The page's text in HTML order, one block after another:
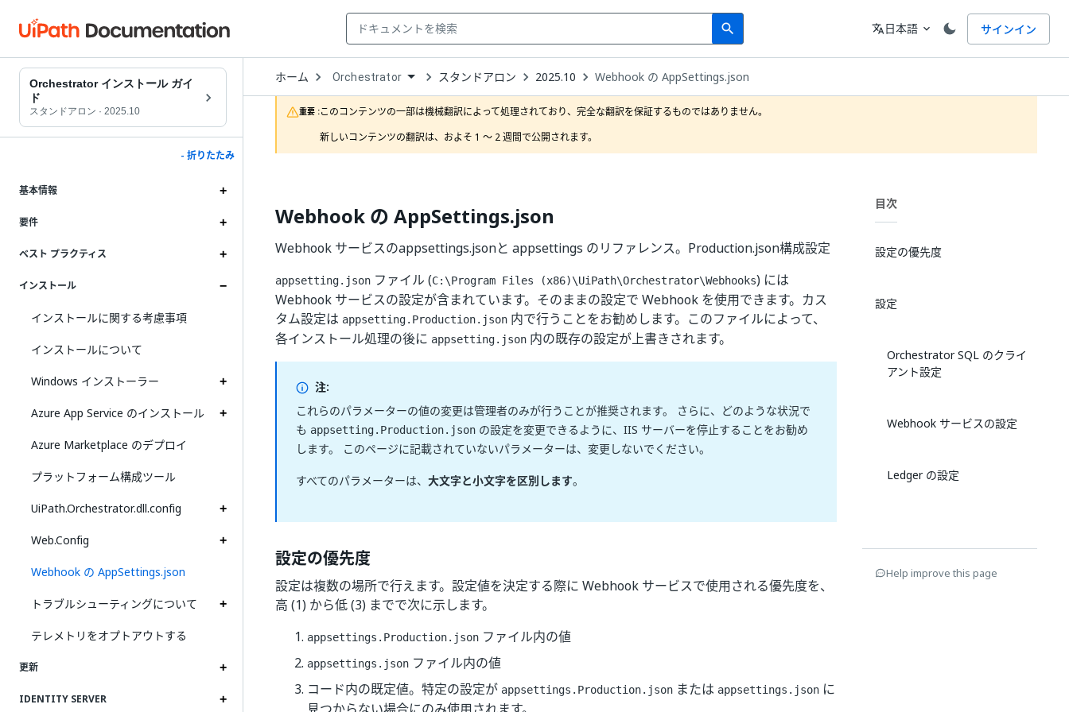
search
Search 言語
translate日本語 expand_more サインイン
Orchestrator インストール ガイ
ド
スタンドアロン · 2025.10
- 折りたたみ
基本情報
要件
ベスト プラクティス
インストール
インストールに関する考慮事項
インストールについて
Windows インストーラー
Azure App Service のインストール
Azure Marketplace のデプロイ
プラットフォーム構成ツール
UiPath.Orchestrator.dll.config
Web.Config
Webhook の AppSettings.json
トラブルシューティングについて
テレメトリをオプトアウトする
更新
IDENTITY SERVER
ホーム Open
Dropdown
to
choose
product
Orchestrator スタンドアロン 2025.10 Webhook の AppSettings.json
重要 :このコンテンツの一部は機械翻訳によって処理されており、完全な翻訳を保証するものではありません。
新しいコンテンツの翻訳は、およそ 1 ～ 2 週間で公開されます。
Webhook の AppSettings.json
Webhook サービスのappsettings.jsonと appsettings のリファレンス。Production.json構成設定
appsetting.json ファイル (C:\Program Files (x86)\UiPath\Orchestrator\Webhooks) には
Webhook サービスの設定が含まれています。そのままの設定で Webhook を使用できます。カス
タム設定は appsetting.Production.json 内で行うことをお勧めします。このファイルによって、
各インストール処理の後に appsetting.json 内の既存の設定が上書きされます。
注:
これらのパラメーターの値の変更は管理者のみが行うことが推奨されます。 さらに、どのような状況で
も appsetting.Production.json の設定を変更できるように、IIS サーバーを停止することをお勧め
します。 このページに記載されていないパラメーターは、変更しないでください。
すべてのパラメーターは、 大文字と小文字を区別します。
設定の優先度
設定は複数の場所で行えます。設定値を決定する際に Webhook サービスで使用される優先度を、
高 (1) から低 (3) までで次に示します。
appsettings.Production.json ファイル内の値
appsettings.json ファイル内の値
コード内の既定値。特定の設定が appsettings.Production.json または appsettings.json に
目次
設定の優先度
設定
Orchestrator SQL のクライ
アント設定
Webhook サービスの設定
Ledger の設定
Help improve this page